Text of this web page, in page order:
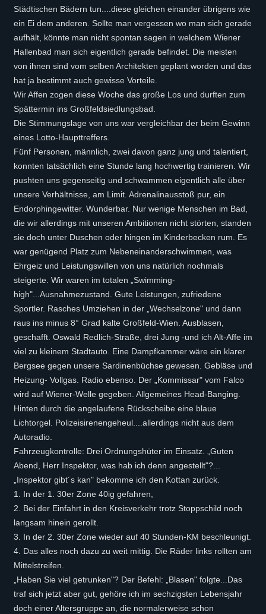
Städtischen Bädern tun....diese gleichen einander übrigens wie
ein Ei dem anderen. Sollte man vergessen wo man sich gerade
aufhält, könnte man nicht spontan sagen in welchem Wiener
Hallenbad man sich eigentlich gerade befindet. Die meisten
von ihnen sind vom selben Architekten geplant worden und das
hat ja bestimmt auch gewisse Vorteile.
Wir Affen zogen diese Woche das große Los und durften zum
Spättermin ins Großfeldsiedlungsbad.
Die Stimmungslage von uns war vergleichbar der beim Gewinn
eines Lotto-Haupttreffers.
Fünf Personen, männlich, zwei davon ganz jung und talentiert,
konnten tatsächlich eine Stunde lang hochwertig trainieren. Wir
pushten uns gegenseitig und schwammen eigentlich alle über
unsere Verhältnisse, am Limit. Adrenalinausstoß pur, ein
Endorphingewitter. Wunderbar. Nur wenige Menschen im Bad,
die wir allerdings mit unseren Ambitionen nicht störten, standen
sie doch unter Duschen oder hingen im Kinderbecken rum. Es
war genügend Platz zum Nebeneinanderschwimmen, was
Ehrgeiz und Leistungswillen von uns natürlich nochmals
steigerte. Wir waren im totalen „Swimming-
high"...Ausnahmezustand. Gute Leistungen, zufriedene
Sportler. Rasches Umziehen in der „Wechselzone" und dann
raus ins minus 8° Grad kalte Großfeld-Wien. Ausblasen,
geschafft. Oswald Redlich-Straße, drei Jung -und ich Alt-Affe im
viel zu kleinem Stadtauto. Eine Dampfkammer wäre ein klarer
Bergsee gegen unsere Sardinenbüchse gewesen. Gebläse und
Heizung- Vollgas. Radio ebenso. Der „Kommissar" vom Falco
wird auf Wiener-Welle gegeben. Allgemeines Head-Banging.
Hinten durch die angelaufene Rückscheibe eine blaue
Lichtorgel. Polizeisirenengeheul....allerdings nicht aus dem
Autoradio.
Fahrzeugkontrolle: Drei Ordnungshüter im Einsatz. „Guten
Abend, Herr Inspektor, was hab ich denn angestellt"?...
„Inspektor gibt´s kan" bekomme ich den Kottan zurück.
1. In der 1. 30er Zone 40ig gefahren,
2. Bei der Einfahrt in den Kreisverkehr trotz Stoppschild noch
langsam hinein gerollt.
3. In der 2. 30er Zone wieder auf 40 Stunden-KM beschleunigt.
4. Das alles noch dazu zu weit mittig. Die Räder links rollten am
Mittelstreifen.
„Haben Sie viel getrunken"? Der Befehl: „Blasen" folgte...Das
traf sich jetzt aber gut, gehöre ich im sechzigsten Lebensjahr
doch einer Altersgruppe an, die normalerweise schon